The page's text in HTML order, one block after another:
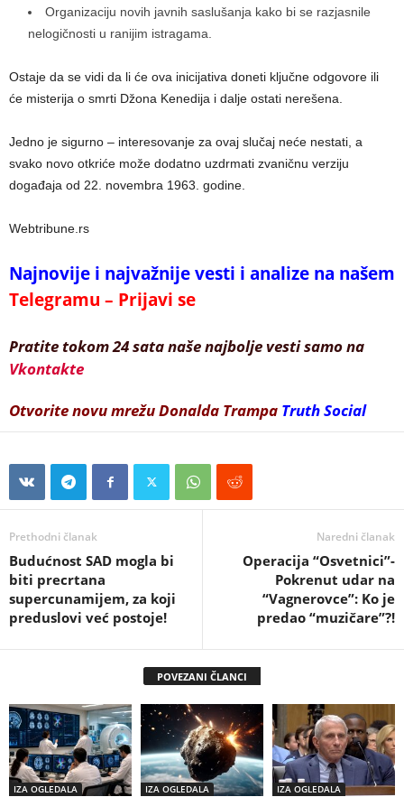
Organizaciju novih javnih saslušanja kako bi se razjasnile
nelogičnosti u ranijim istragama.
Ostaje da se vidi da li će ova inicijativa doneti ključne odgovore ili
će misterija o smrti Džona Kenedija i dalje ostati nerešena.
Jedno je sigurno – interesovanje za ovaj slučaj neće nestati, a
svako novo otkriće može dodatno uzdrmati zvaničnu verziju
događaja od 22. novembra 1963. godine.
Webtribune.rs
Najnovije i najvažnije vesti i analize na našem
Telegramu – Prijavi se
Pratite tokom 24 sata naše najbolje vesti samo na
Vkontakte
Otvorite novu mrežu Donalda Trampa Truth Social
Prethodni članak
Budućnost SAD mogla bi
biti precrtana
supercunamijem, za koji
preduslovi već postoje!
Naredni članak
Operacija “Osvetnici”-
Pokrenut udar na
“Vagnerovce”: Ko je
predao “muzičare”?!
POVEZANI ČLANCI
IZA OGLEDALA IZA OGLEDALA IZA OGLEDALA